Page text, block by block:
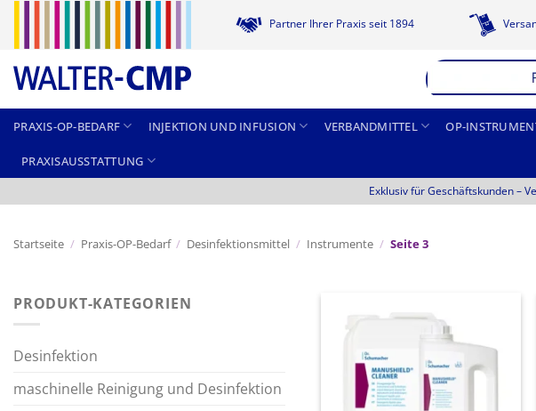
springen
Partner Ihrer Praxis seit 1894
PRAXIS-OP-BEDARF INJEKTION UND INFUSION VERBANDMITTEL OP-
PRAXISAUSSTATTUNG
Exklusiv für Geschäftskunden –
Startseite / Praxis-OP-Bedarf / Desinfektionsmittel / Instrumente / Seite 3
PRODUKT-KATEGORIEN
Desinfektion
maschinelle Reinigung und Desinfektion